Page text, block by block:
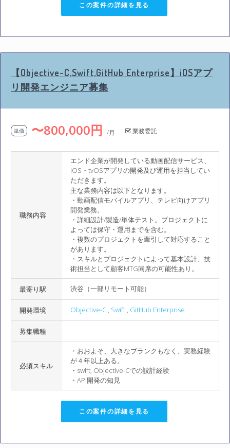
この案件の詳細を見る
【Objective-C,Swift,GitHub Enterprise】iOSアプ
リ開発エンジニア募集
単価 〜800,000円 /月 業務委託
職務内容
エンド企業が開発している動画配信サービス、
iOS・tvOSアプリの開発及び運用を担当してい
ただきます。
主な業務内容は以下となります。
・動画配信モバイルアプリ、テレビ向けアプリ
開発業務。
・詳細設計/製造/単体テスト。プロジェクトに
よっては保守・運用までを含む。
・複数のプロジェクトを牽引して対応すること
があります。
・スキルとプロジェクトによって基本設計、技
術担当として顧客MTG同席の可能性あり。
最寄り駅 渋谷（一部リモート可能）
開発環境 Objective-C , Swift , GitHub Enterprise
募集職種
必須スキル
・おおよそ、大きなブランクもなく、実務経験
が４年以上ある。
・swift, Objective-Cでの設計経験
・API開発の知見
この案件の詳細を見る